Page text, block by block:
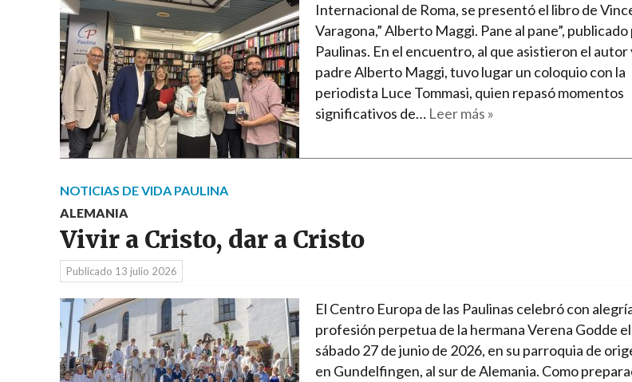
Internacional de Roma, se presentó el libro de
Varagona,” Alberto Maggi. Pane al pane”, publicado
Paulinas. En el encuentro, al que asistieron el autor
padre Alberto Maggi, tuvo lugar un coloquio con la
periodista Luce Tommasi, quien repasó momentos
significativos de… Leer más »
NOTICIAS DE VIDA PAULINA
ALEMANIA
Vivir a Cristo, dar a Cristo
Publicado 13 julio 2026
El Centro Europa de las Paulinas celebró con
profesión perpetua de la hermana Verena Godde el
sábado 27 de junio de 2026, en su parroquia de
en Gundelfingen, al sur de Alemania. Como